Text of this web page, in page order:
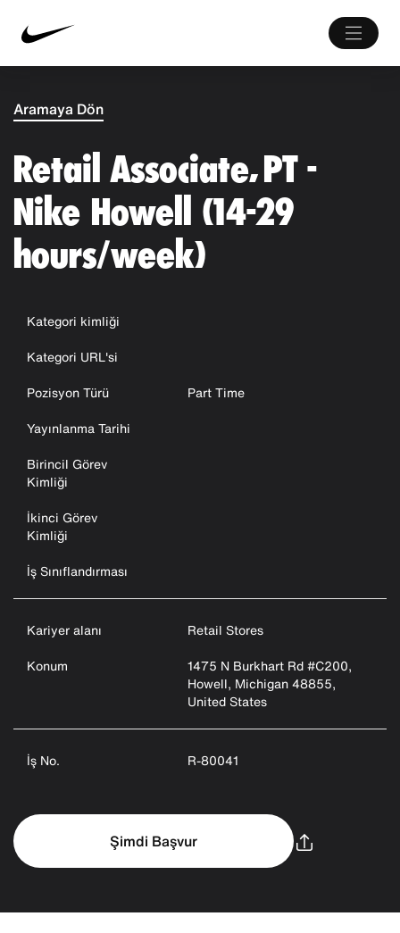
Aramaya Dön
Retail Associate, PT -
Nike Howell (14-29
hours/week)
Kategori kimliği
Kategori URL'si
Pozisyon Türü
Part Time
Yayınlanma Tarihi
Birincil Görev
Kimliği
İkinci Görev
Kimliği
İş Sınıflandırması
Kariyer alanı
Retail Stores
Konum
1475 N Burkhart Rd #C200,
Howell, Michigan 48855,
United States
İş No. R-80041
Şimdi Başvur